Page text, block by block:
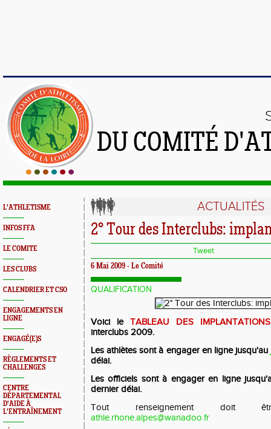
DU COMITÉ
L'ATHLETISME
INFOS FFA
LE COMITE
LES CLUBS
CALENDRIER ET CSO
ENGAGEMENTS EN
LIGNE
ENGAGÉ(E)S
RÈGLEMENTS ET
CHALLENGES
CENTRE
DÉPARTEMENTAL
D'AIDE À
L'ENTRAÎNEMENT
ACTUALITÉS
2° Tour des Interclubs:
Tweet
6 Mai 2009 - Le Comité
QUALIFICATION
Voici leTABLEAU DES
interclubs 2009.
Les athlètes sont à engager en ligne jusqu'au
délai.
Les officiels sont à engager en ligne
dernier délai.
Tout renseignement doit
athle.rhone.alpes@wanadoo.fr